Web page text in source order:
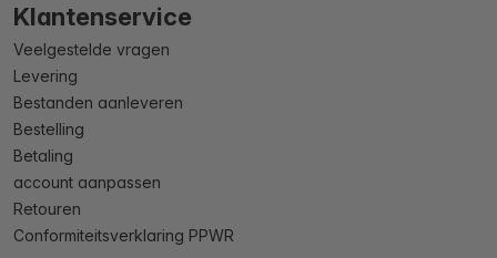
Klantenservice
Veelgestelde vragen
Levering
Bestanden aanleveren
Bestelling
Betaling
account aanpassen
Retouren
Conformiteitsverklaring PPWR